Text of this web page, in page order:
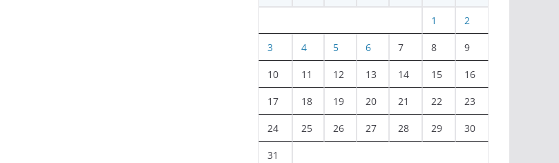
1 2
3 4 5 6 7 8 9
10 11 12 13 14 15 16
17 18 19 20 21 22 23
24 25 26 27 28 29 30
31